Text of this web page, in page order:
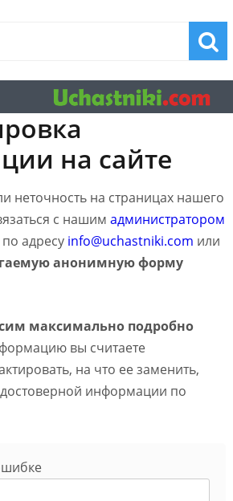
на сайте
неточность на страницах нашего
с нашим администратором
адресу info@uchastniki.com или
анонимную форму
максимально подробно
вы считаете
на что ее заменить,
достоверной информации по